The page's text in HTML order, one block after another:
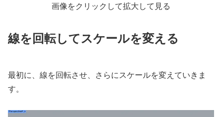
画像をクリックして拡大して見る
線を回転してスケールを変える
最初に、線を回転させ、さらにスケールを変えていきま
す。